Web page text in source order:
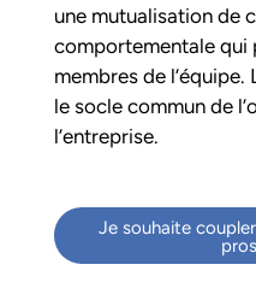
une mutualisation de
comportementale qui
membres de l’équipe.
le socle commun de
l’entreprise.
Je souhaite